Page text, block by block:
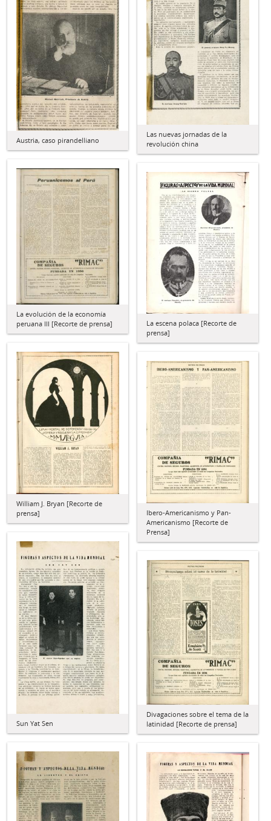
Las nuevas jornadas de la
revolución china
Austria, caso pirandelliano
La evolución de la economía
peruana III [Recorte de prensa]
La escena polaca [Recorte de
prensa]
William J. Bryan [Recorte de
prensa]
Ibero-Americanismo y Pan-
Americanismo [Recorte de
Prensa]
Sun Yat Sen
Divagaciones sobre el tema de la
latinidad [Recorte de prensa]